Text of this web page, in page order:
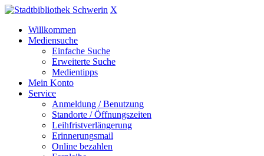
X
Willkommen
Mediensuche
Einfache Suche
Erweiterte Suche
Medientipps
Mein Konto
Service
Anmeldung / Benutzung
Standorte / Öffnungszeiten
Leihfristverlängerung
Erinnerungsmail
Online bezahlen